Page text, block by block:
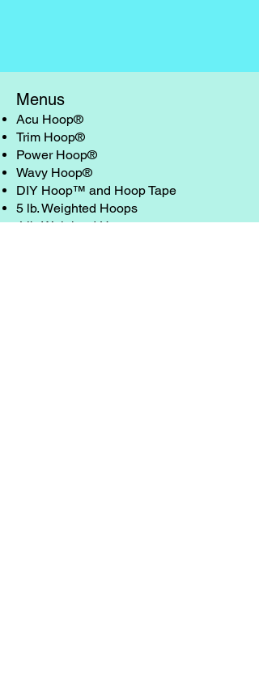
Menus
Acu Hoop®
Trim Hoop®
Power Hoop®
Wavy Hoop®
DIY Hoop™ and Hoop Tape
5 lb. Weighted Hoops
4 lb. Weighted Hoops